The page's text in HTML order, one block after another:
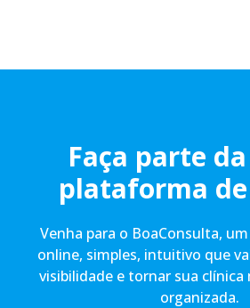
Faça parte
plataforma
Venha para o BoaConsulta,
online, simples, intuitivo que
visibilidade e tornar sua
organizada.